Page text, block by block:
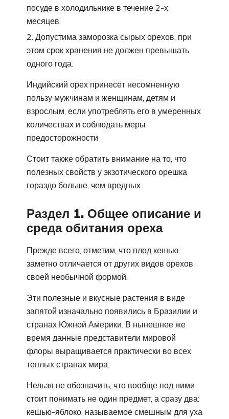
посуде в холодильнике в течение 2-х
месяцев.
Допустима заморозка сырых орехов, при
этом срок хранения не должен превышать
одного года.
Индийский орех принесёт несомненную
пользу мужчинам и женщинам, детям и
взрослым, если употреблять его в умеренных
количествах и соблюдать меры
предосторожности
Стоит также обратить внимание на то, что
полезных свойств у экзотического орешка
гораздо больше, чем вредных
Раздел 1. Общее описание и
среда обитания ореха
Прежде всего, отметим, что плод кешью
заметно отличается от других видов орехов
своей необычной формой.
Эти полезные и вкусные растения в виде
запятой изначально появились в Бразилии и
странах Южной Америки. В нынешнее же
время данные представители мировой
флоры выращивается практически во всех
теплых странах мира.
Нельзя не обозначить, что вообще под ними
стоит понимать не один предмет, а сразу два:
кешью-яблоко, называемое смешным для уха